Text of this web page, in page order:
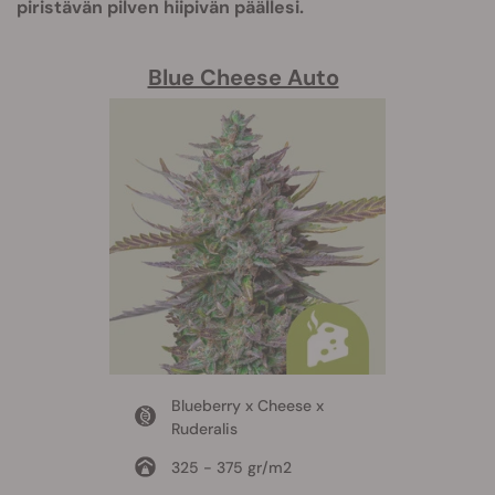
piristävän pilven hiipivän päällesi.
Blue Cheese Auto
Blueberry x Cheese x
Ruderalis
325 - 375 gr/m2